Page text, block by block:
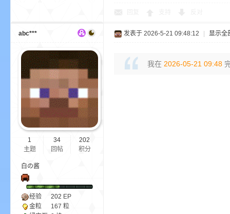
abc***
1
主题
34
回帖
202
积分
白の酱
经验 202 EP
金粒
167 粒
发表于 2026-5-21 09:48:12 显示全
我在 2026-05-21 09:48